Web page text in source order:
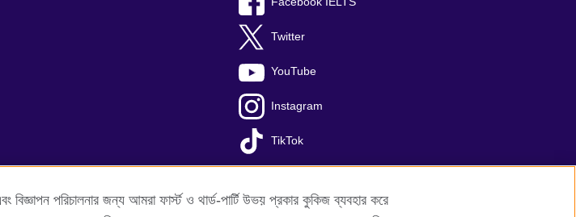
Twitter
YouTube
Instagram
TikTok
পরিচালনার জন্য আমরা ফার্স্ট ও থার্ড-পার্টি উভয় প্রকার কুকিজ ব্যবহার করে